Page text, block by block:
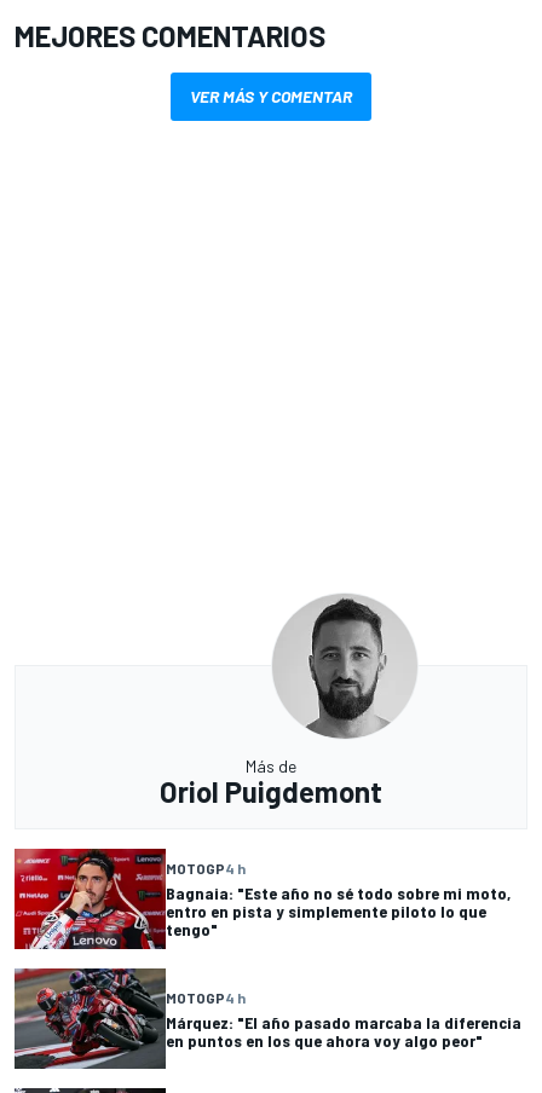
MEJORES COMENTARIOS
VER MÁS Y COMENTAR
Más de
Oriol Puigdemont
MOTOGP4 h
Bagnaia: "Este año no sé todo sobre mi moto,
entro en pista y simplemente piloto lo que
tengo"
MOTOGP4 h
Márquez: "El año pasado marcaba la diferencia
en puntos en los que ahora voy algo peor"